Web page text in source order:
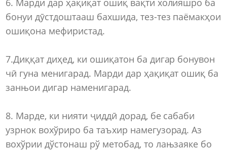
6. Марди дар ҳақиқат ошиқ вақти холияшро ба
бонуи дӯстдоштааш бахшида, тез-тез паёмакҳои
ошиқона мефиристад.
7.Диққат диҳед, ки ошиқатон ба дигар бонувон
чӣ гуна менигарад. Марди дар ҳақиқат ошиқ ба
занњои дигар наменигарад.
8. Марде, ки нияти ҷиддӣ дорад, бе сабаби
узрнок вохўриро ба таъхир намегузорад. Аз
вохўрии дўстонаш рў метобад, то лањзаяке бо